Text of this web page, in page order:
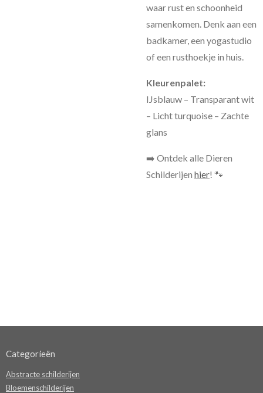
waar rust en schoonheid
samenkomen. Denk aan een
badkamer, een yogastudio
of een rusthoekje in huis.
Kleurenpalet:
IJsblauw – Transparant wit
– Licht turquoise – Zachte
glans
➡️ Ontdek alle Dieren
Schilderijen hier! 🐾
Categorieën
Abstracte schilderijen
Bloemenschilderijen